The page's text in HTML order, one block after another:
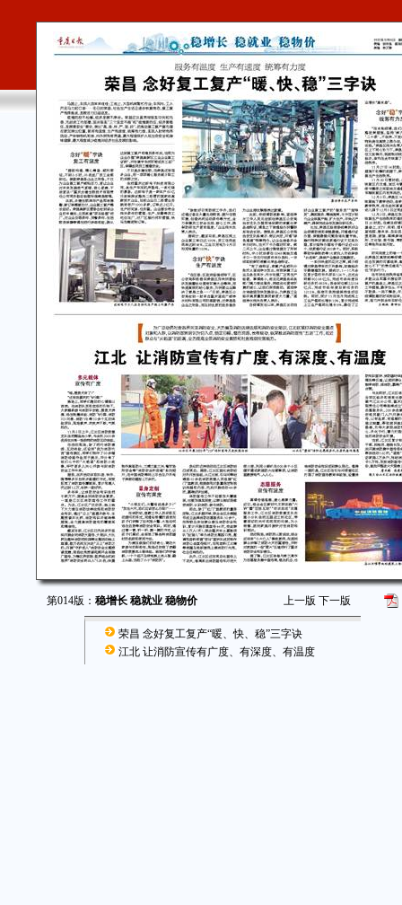
第014版： 稳增长 稳就业 稳物价 上一版 下一版
荣昌 念好复工复产“暖、快、稳”三字诀
江北 让消防宣传有广度、有深度、有温度